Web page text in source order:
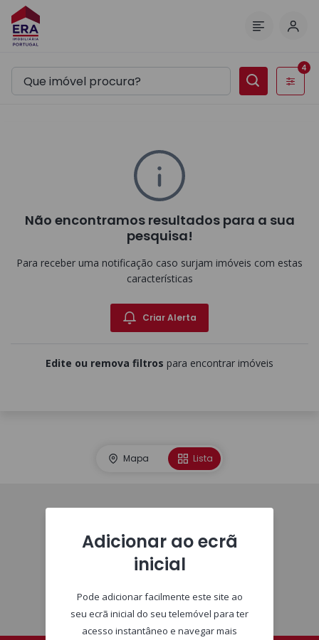
Filtros
4
Não encontramos resultados para a sua
pesquisa!
Para receber uma notificação caso surjam imóveis com estas
características
Criar Alerta
Edite ou remova filtros para encontrar imóveis
Mapa Lista
Adicionar ao ecrã
inicial
Pode adicionar facilmente este site ao
seu ecrã inicial do seu telemóvel para ter
acesso instantâneo e navegar mais